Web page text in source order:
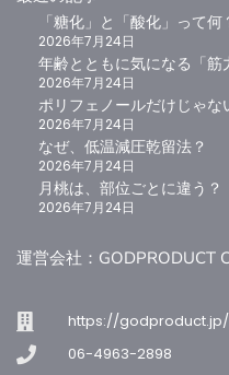
「糖化」と「酸化」って何
2026年7月24日
年齢とともに気になる「筋
2026年7月24日
ポリフェノールだけじゃな
2026年7月24日
なぜ、低温減圧乾留法？
2026年7月24日
月桃は、部位ごとに違う？
2026年7月24日
運営会社：GODPRODUCT
https://godproduct.jp/
06-4963-2898